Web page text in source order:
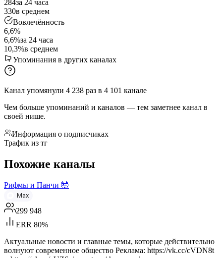
284за 24 часа
330в среднем
Вовлечённость
6,6%
6,6%за 24 часа
10,3%в среднем
Упоминания в других каналах
Канал упомянули 4 238 раз в 4 101 канале
Чем больше упоминаний и каналов — тем заметнее канал в
своей нише.
Информация о подписчиках
Трафик из тг
Похожие каналы
Рифмы и Панчи 🤯
Max
299 948
ERR 80%
Актуальные новости и главные темы, которые действительно
волнуют современное общество Реклама: https://vk.cc/cVDN8t